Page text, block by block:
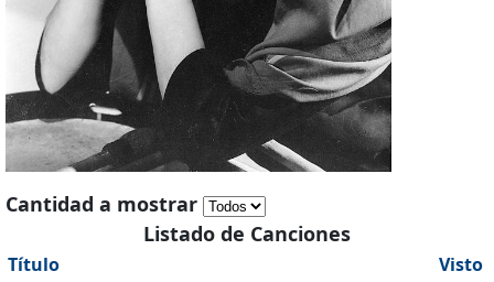
Cantidad a mostrar
Listado de Canciones
Título
Visto